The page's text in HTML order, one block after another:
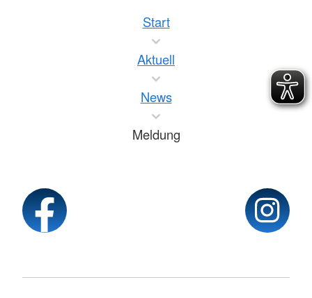
Start
Aktuell
News
Meldung